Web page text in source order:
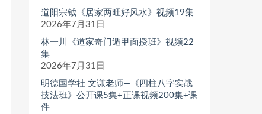
道阳宗钺《居家两旺好风水》视频19集
2026年7月31日
林一川《道家奇门遁甲面授班》视频22
集
2026年7月31日
明德国学社 文谦老师—《四柱八字实战
技法班》公开课5集+正课视频200集+课
件